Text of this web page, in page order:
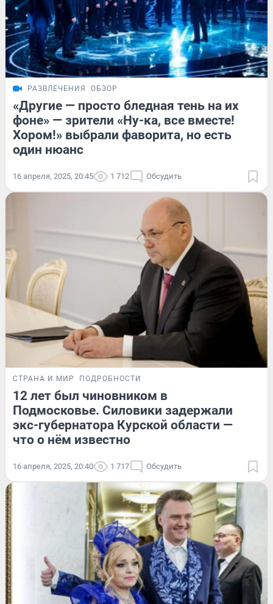
РАЗВЛЕЧЕНИЯ ОБЗОР
«Другие — просто бледная тень на их
фоне» — зрители «Ну-ка, все вместе!
Хором!» выбрали фаворита, но есть
один нюанс
16 апреля, 2025, 20:45 1 712 Обсудить
СТРАНА И МИР ПОДРОБНОСТИ
12 лет был чиновником в
Подмосковье. Силовики задержали
экс-губернатора Курской области —
что о нём известно
16 апреля, 2025, 20:40 1 717 Обсудить